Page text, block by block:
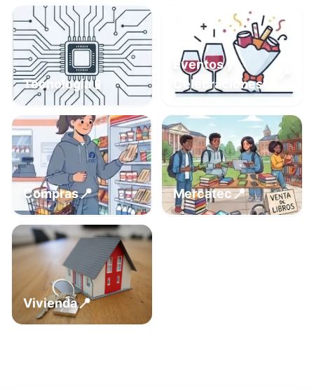
Tecnología📱
Eventos y
Celebraciones
Compras📍 Mercatec📍
Vivienda📍